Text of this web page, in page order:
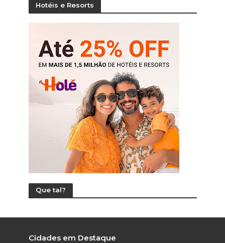
Hotéis e Resorts
Que tal?
Cidades em Destaque